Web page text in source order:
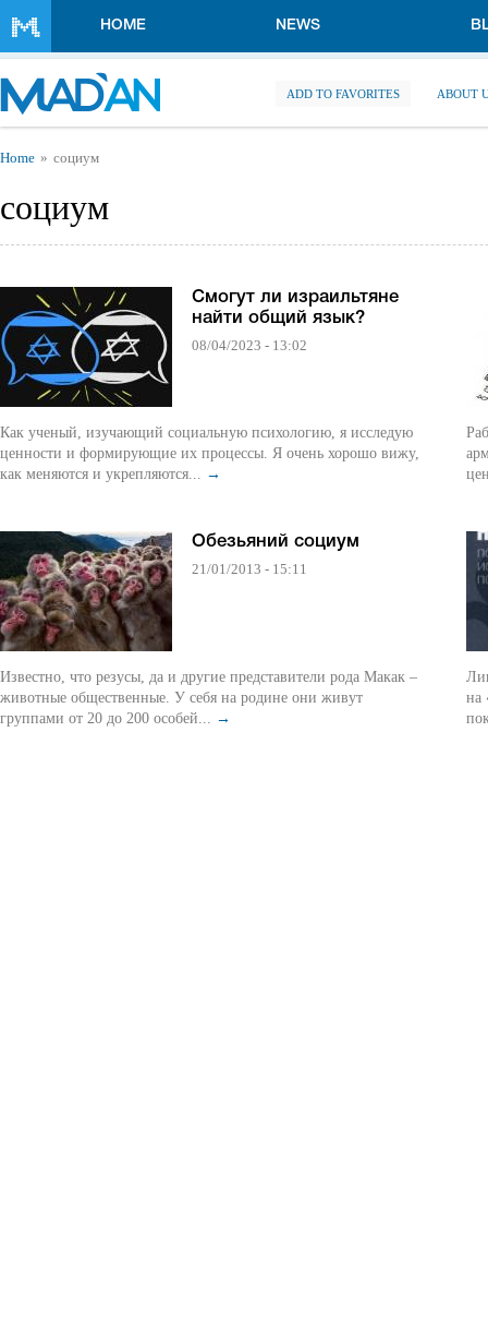
HOME NEWS
ADD TO FAVORITES ABOUT
You are here
Home социум
социум
Смогут ли израильтяне
найти общий язык?
08/04/2023 - 13:02
Как ученый, изучающий социальную психологию, я исследую
ценности и формирующие их процессы. Я очень хорошо вижу,
как меняются и укрепляются... →
Обезьяний социум
21/01/2013 - 15:11
Известно, что резусы, да и другие представители рода Макак –
животные общественные. У себя на родине они живут
группами от 20 до 200 особей... →
на